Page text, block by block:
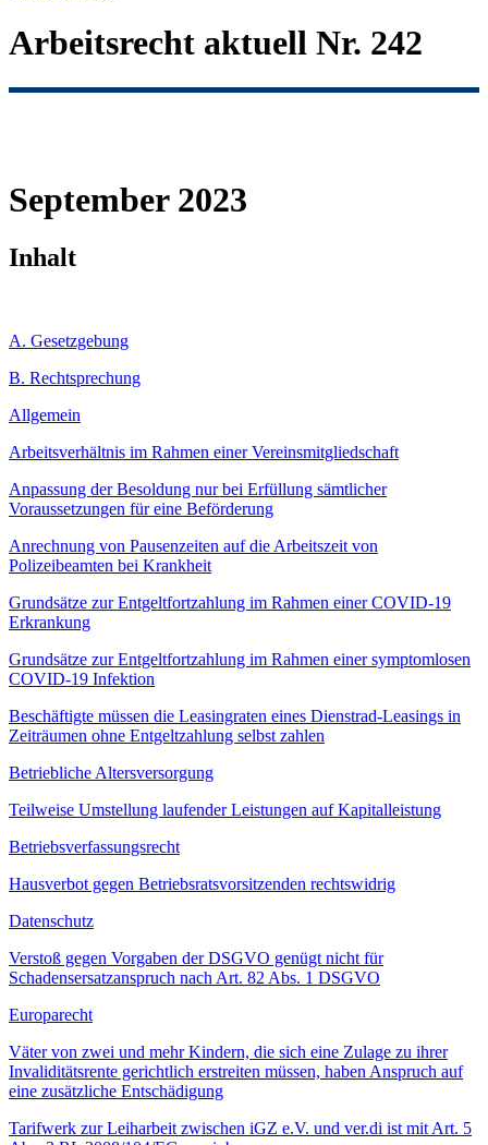
Arbeitsrecht aktuell Nr. 242
September 2023
Inhalt
A. Gesetzgebung
B. Rechtsprechung
Allgemein
Arbeitsverhältnis im Rahmen einer Vereinsmitgliedschaft
Anpassung der Besoldung nur bei Erfüllung sämtlicher
Voraussetzungen für eine Beförderung
Anrechnung von Pausenzeiten auf die Arbeitszeit von
Polizeibeamten bei Krankheit
Grundsätze zur Entgeltfortzahlung im Rahmen einer COVID-19
Erkrankung
Grundsätze zur Entgeltfortzahlung im Rahmen einer symptomlosen
COVID-19 Infektion
Beschäftigte müssen die Leasingraten eines Dienstrad-Leasings in
Zeiträumen ohne Entgeltzahlung selbst zahlen
Betriebliche Altersversorgung
Teilweise Umstellung laufender Leistungen auf Kapitalleistung
Betriebsverfassungsrecht
Hausverbot gegen Betriebsratsvorsitzenden rechtswidrig
Datenschutz
Verstoß gegen Vorgaben der DSGVO genügt nicht für
Schadensersatzanspruch nach Art. 82 Abs. 1 DSGVO
Europarecht
Väter von zwei und mehr Kindern, die sich eine Zulage zu ihrer
Invaliditätsrente gerichtlich erstreiten müssen, haben Anspruch auf
eine zusätzliche Entschädigung
Tarifwerk zur Leiharbeit zwischen iGZ e.V. und ver.di ist mit Art. 5